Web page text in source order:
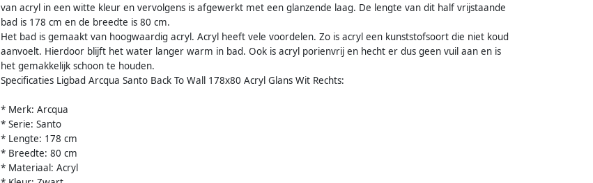
van acryl in een witte kleur en vervolgens is afgewerkt met een glanzende laag. De lengte van dit half vrijstaande
bad is 178 cm en de breedte is 80 cm.
Het bad is gemaakt van hoogwaardig acryl. Acryl heeft vele voordelen. Zo is acryl een kunststofsoort die niet koud
aanvoelt. Hierdoor blijft het water langer warm in bad. Ook is acryl porienvrij en hecht er dus geen vuil aan en is
het gemakkelijk schoon te houden.
Specificaties Ligbad Arcqua Santo Back To Wall 178x80 Acryl Glans Wit Rechts:
* Merk: Arcqua
* Serie: Santo
* Lengte: 178 cm
* Breedte: 80 cm
* Materiaal: Acryl